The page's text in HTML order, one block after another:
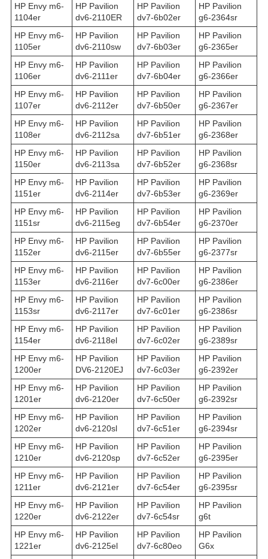
HP Envy m6-
1104er
HP Pavilion
dv6-2110ER
HP Pavilion
dv7-6b02er
HP Pavilion
g6-2364sr
HP Envy m6-
1105er
HP Pavilion
dv6-2110sw
HP Pavilion
dv7-6b03er
HP Pavilion
g6-2365er
HP Envy m6-
1106er
HP Pavilion
dv6-2111er
HP Pavilion
dv7-6b04er
HP Pavilion
g6-2366er
HP Envy m6-
1107er
HP Pavilion
dv6-2112er
HP Pavilion
dv7-6b50er
HP Pavilion
g6-2367er
HP Envy m6-
1108er
HP Pavilion
dv6-2112sa
HP Pavilion
dv7-6b51er
HP Pavilion
g6-2368er
HP Envy m6-
1150er
HP Pavilion
dv6-2113sa
HP Pavilion
dv7-6b52er
HP Pavilion
g6-2368sr
HP Envy m6-
1151er
HP Pavilion
dv6-2114er
HP Pavilion
dv7-6b53er
HP Pavilion
g6-2369er
HP Envy m6-
1151sr
HP Pavilion
dv6-2115eg
HP Pavilion
dv7-6b54er
HP Pavilion
g6-2370er
HP Envy m6-
1152er
HP Pavilion
dv6-2115er
HP Pavilion
dv7-6b55er
HP Pavilion
g6-2377sr
HP Envy m6-
1153er
HP Pavilion
dv6-2116er
HP Pavilion
dv7-6c00er
HP Pavilion
g6-2386er
HP Envy m6-
1153sr
HP Pavilion
dv6-2117er
HP Pavilion
dv7-6c01er
HP Pavilion
g6-2386sr
HP Envy m6-
1154er
HP Pavilion
dv6-2118el
HP Pavilion
dv7-6c02er
HP Pavilion
g6-2389sr
HP Envy m6-
1200er
HP Pavilion
DV6-2120EJ
HP Pavilion
dv7-6c03er
HP Pavilion
g6-2392er
HP Envy m6-
1201er
HP Pavilion
dv6-2120er
HP Pavilion
dv7-6c50er
HP Pavilion
g6-2392sr
HP Envy m6-
1202er
HP Pavilion
dv6-2120sl
HP Pavilion
dv7-6c51er
HP Pavilion
g6-2394sr
HP Envy m6-
1210er
HP Pavilion
dv6-2120sp
HP Pavilion
dv7-6c52er
HP Pavilion
g6-2395er
HP Envy m6-
1211er
HP Pavilion
dv6-2121er
HP Pavilion
dv7-6c54er
HP Pavilion
g6-2395sr
HP Envy m6-
1220er
HP Pavilion
dv6-2122er
HP Pavilion
dv7-6c54sr
HP Pavilion
g6t
HP Envy m6-
1221er
HP Pavilion
dv6-2125el
HP Pavilion
dv7-6c80eo
HP Pavilion
G6x